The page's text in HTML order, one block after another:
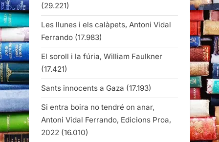
(29.221)
Les llunes i els calàpets, Antoni Vidal
Ferrando (17.983)
El soroll i la fúria, William Faulkner
(17.421)
Sants innocents a Gaza (17.193)
Si entra boira no tendré on anar,
Antoni Vidal Ferrando, Edicions Proa,
2022 (16.010)